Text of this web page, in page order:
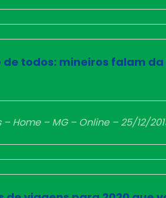
de todos: mineiros falam
Home – MG – Online – 25/12/